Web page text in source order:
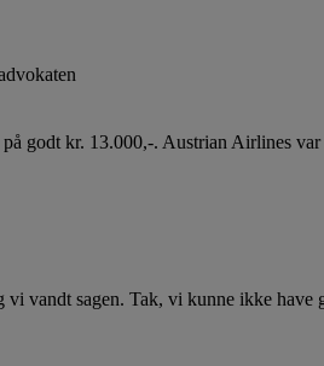
godt kr. 13.000,-. Austrian Airlines var
vandt sagen. Tak, vi kunne ikke have